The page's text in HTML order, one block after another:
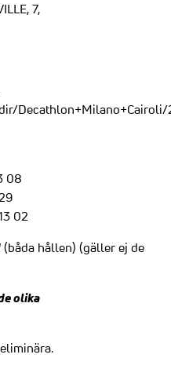
7,
Decathlon+Milano+Cairoli/
08
02
(båda hållen) (gäller ej de
olika